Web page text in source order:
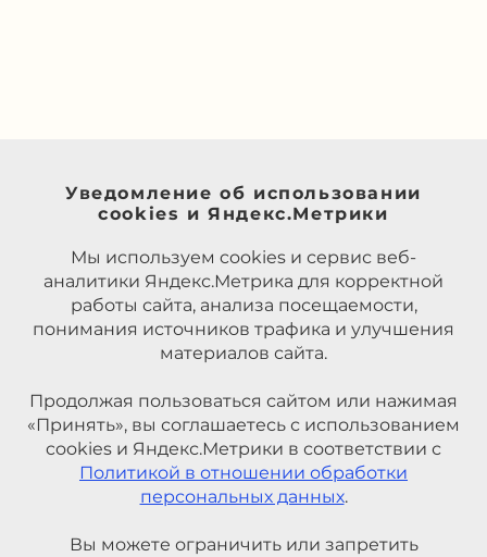
Уведомление об использовании
cookies и Яндекс.Метрики
Мы используем cookies и сервис веб-
аналитики Яндекс.Метрика для корректной
работы сайта, анализа посещаемости,
понимания источников трафика и улучшения
материалов сайта.
Продолжая пользоваться сайтом или нажимая
«Принять», вы соглашаетесь с использованием
cookies и Яндекс.Метрики в соответствии с
Политикой в отношении обработки
персональных данных.
Вы можете ограничить или запретить